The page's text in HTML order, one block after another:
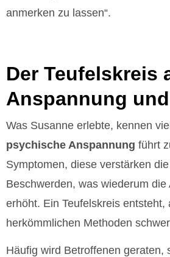
anmerken zu lassen“.
Der Teufelskreis
Anspannung
Was Susanne erlebte, kennen
psychische Anspannung führt
Symptomen, diese verstärken
Beschwerden, was wiederum die
erhöht. Ein Teufelskreis entsteht,
herkömmlichen Methoden
Häufig wird Betroffenen geraten,